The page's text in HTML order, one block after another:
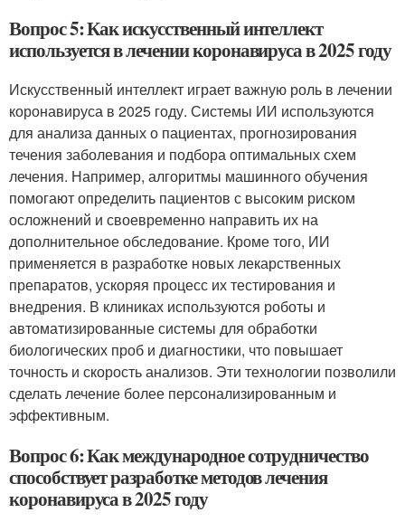
Вопрос 5: Как искусственный интеллект
используется в лечении коронавируса в 2025 году
Искусственный интеллект играет важную роль в лечении
коронавируса в 2025 году. Системы ИИ используются
для анализа данных о пациентах, прогнозирования
течения заболевания и подбора оптимальных схем
лечения. Например, алгоритмы машинного обучения
помогают определить пациентов с высоким риском
осложнений и своевременно направить их на
дополнительное обследование. Кроме того, ИИ
применяется в разработке новых лекарственных
препаратов, ускоряя процесс их тестирования и
внедрения. В клиниках используются роботы и
автоматизированные системы для обработки
биологических проб и диагностики, что повышает
точность и скорость анализов. Эти технологии позволили
сделать лечение более персонализированным и
эффективным.
Вопрос 6: Как международное сотрудничество
способствует разработке методов лечения
коронавируса в 2025 году